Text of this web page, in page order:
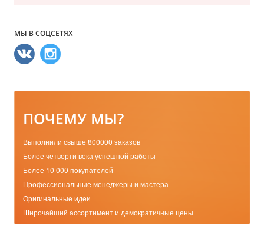
МЫ В СОЦСЕТЯХ
ПОЧЕМУ МЫ?
Выполнили свыше 800000 заказов
Более четверти века успешной работы
Более 10 000 покупателей
Профессиональные менеджеры и мастера
Оригинальные идеи
Широчайший ассортимент и демократичные цены